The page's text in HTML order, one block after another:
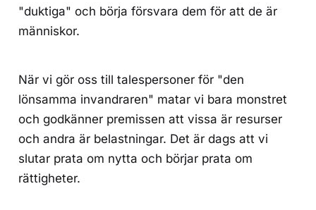
"duktiga" och börja försvara dem för att de är
människor.
När vi gör oss till talespersoner för "den
lönsamma invandraren" matar vi bara monstret
och godkänner premissen att vissa är resurser
och andra är belastningar. Det är dags att vi
slutar prata om nytta och börjar prata om
rättigheter.